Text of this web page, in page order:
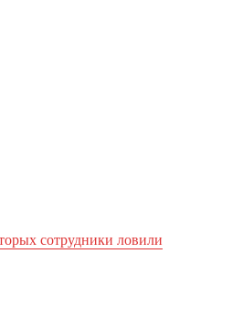
сотрудники ловили